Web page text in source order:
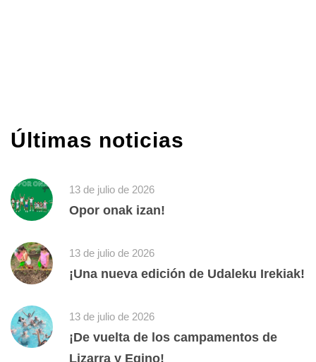
Últimas noticias
13 de julio de 2026
Opor onak izan!
13 de julio de 2026
¡Una nueva edición de Udaleku Irekiak!
13 de julio de 2026
¡De vuelta de los campamentos de
Lizarra y Egino!